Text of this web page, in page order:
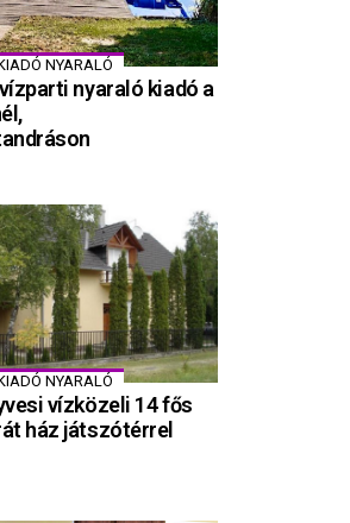
NYARALÓ
nyaraló kiadó a
NYARALÓ
vízközeli 14 fős
ház játszótérrel